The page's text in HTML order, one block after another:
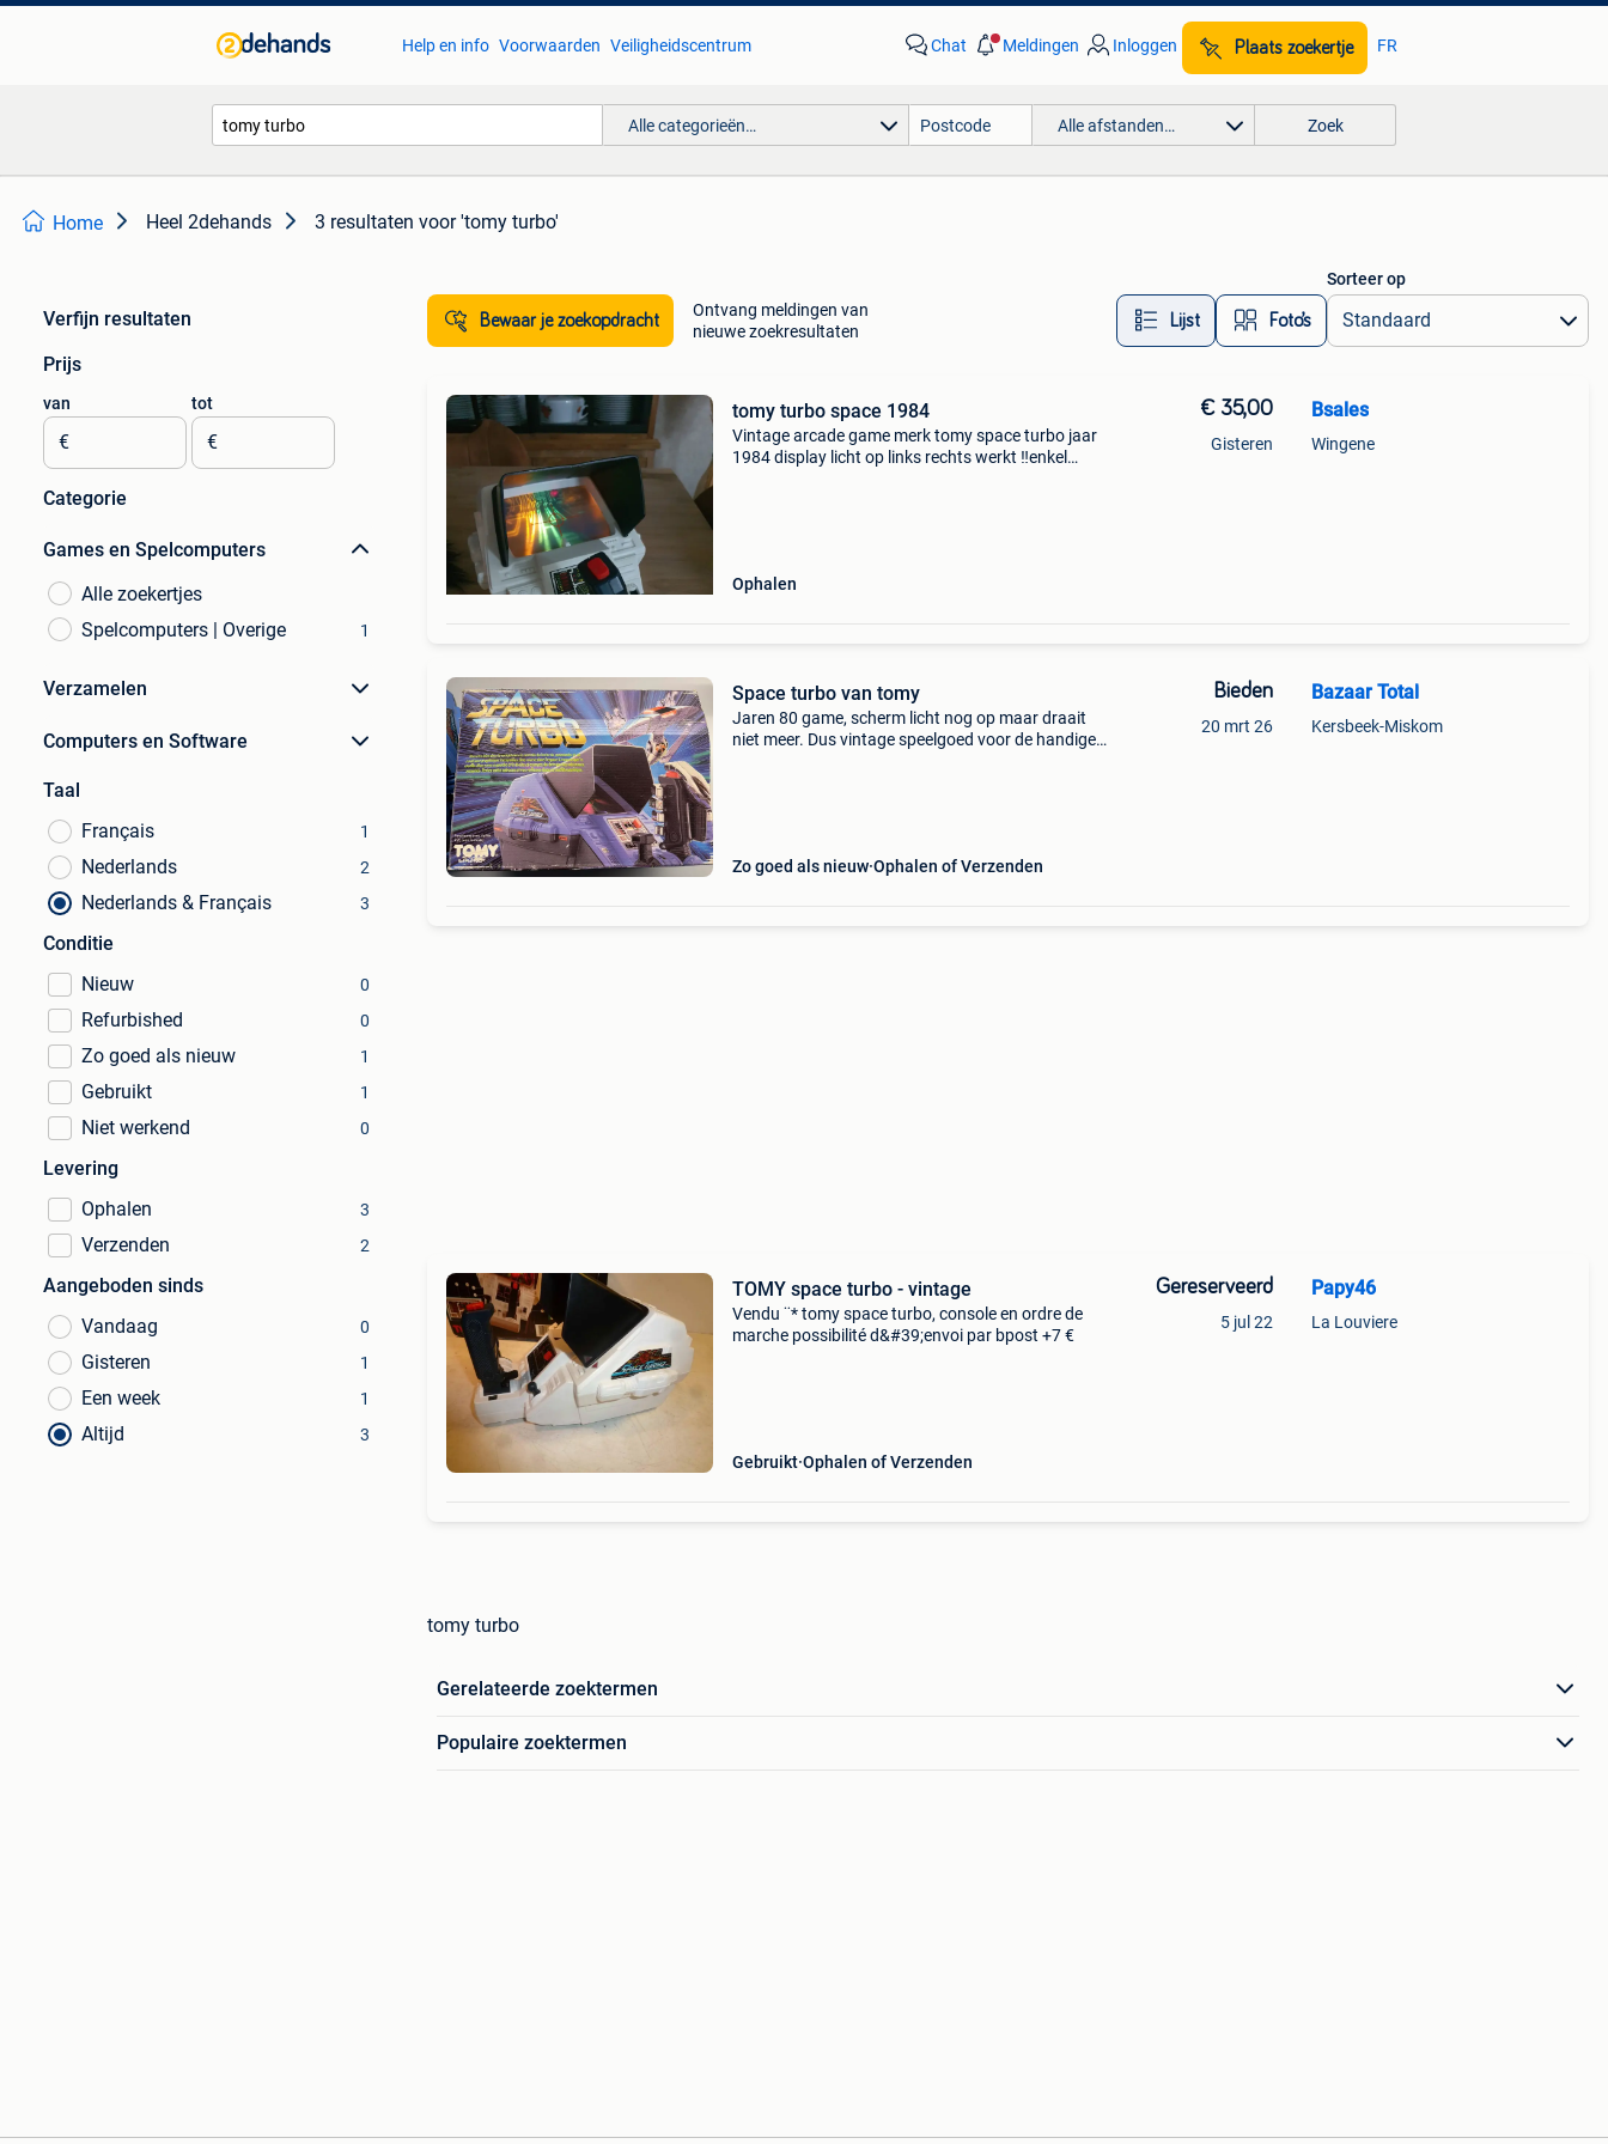
Help en info Voorwaarden Veiligheidscentrum Chat Meldingen Inloggen Plaats zoekertje FR
Alle categorieën… Alle afstanden… Zoek
Home Heel 2dehands 3 resultaten voor 'tomy turbo'
Verfijn resultaten
Prijs
van
€
tot
€
Categorie
Games en Spelcomputers
Alle zoekertjes
Spelcomputers | Overige
1
Verzamelen
Computers en Software
Taal
Français
1
Nederlands 2
Nederlands & Français 3
Conditie
Nieuw
0
Refurbished 0
Zo goed als nieuw 1
Gebruikt 1
Niet werkend 0
Levering
Ophalen
3
Verzenden 2
Aangeboden sinds
Vandaag
0
Gisteren 1
Een week 1
Altijd 3
Bewaar je zoekopdracht
Ontvang meldingen van
nieuwe zoekresultaten
Lijst Foto’s
Sorteer op
tomy turbo space 1984
Vintage arcade game merk tomy space turbo jaar
1984 display licht op links rechts werkt ‼️enkel
Ophalen
€ 35,00
Gisteren
Bsales
Wingene
Space turbo van tomy
Jaren 80 game, scherm licht nog op maar draait
niet meer. Dus vintage speelgoed voor de handige
Zo goed als nieuw Ophalen of Verzenden
Bieden
20 mrt 26
Bazaar Total
Kersbeek-Miskom
TOMY space turbo - vintage
Vendu ¨* tomy space turbo, console en ordre de
marche possibilité d&#39;envoi par bpost +7 €
Gebruikt Ophalen of Verzenden
Gereserveerd
5 jul 22
Papy46
La Louviere
tomy turbo
Gerelateerde zoektermen
Populaire zoektermen